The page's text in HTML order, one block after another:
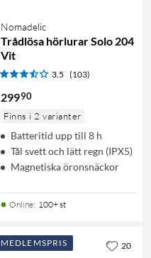
Nomadelic
Trådlösa hörlurar Solo 204
Vit
3.5 (103)
29990
Finns i 2 varianter
Batteritid upp till 8 h
Tål svett och lätt regn (IPX5)
Magnetiska öronsnäckor
Online: 100+ st
MEDLEMSPRIS 20